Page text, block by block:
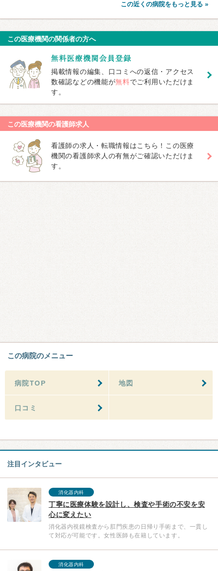
この近くの病院をもっと見る »
この医療機関の関係者の方へ
掲載情報の編集、口コミへの返信・アクセス
数確認などの機能が無料でご利用いただけま
す。
この医療機関の看護師求人
看護師の求人・転職情報はこちら！この医療
機関の看護師求人の有無がご確認いただけま
す。
この病院のメニュー
病院TOP 地図
口コミ
注目インタビュー
消化器内科
丁寧に医療体験を設計し、検査や手術の不安を安
心に変えたい
消化器内視鏡検査から肛門疾患の日帰り手術まで、一貫し
て対応が可能です。女性医師も在籍しています。
消化器内科